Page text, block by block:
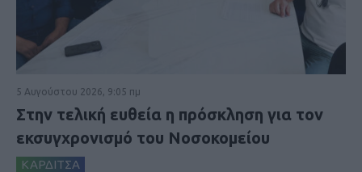
5 Αυγούστου 2026, 9:05 πμ
Στην τελική ευθεία η πρόσκληση για τον
εκσυγχρονισμό του Νοσοκομείου
ΚΑΡΔΙΤΣΑ